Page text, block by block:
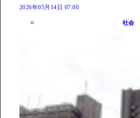
2026年05月14日 07:00
社会